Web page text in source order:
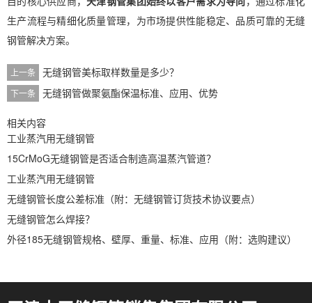
生产流程与精细化质量管理，为市场提供性能稳定、品质可靠的无缝
钢管解决方案。
上一条 无缝钢管美标取样数量是多少？
下一条 无缝钢管做聚氨酯保温标准、应用、优势
相关内容
工业蒸汽用无缝钢管
15CrMoG无缝钢管是否适合制造高温蒸汽管道？
工业蒸汽用无缝钢管
无缝钢管长度公差标准（附：无缝钢管订货技术协议要点）
无缝钢管怎么焊接？
外径185无缝钢管规格、壁厚、重量、标准、应用（附：选购建议）